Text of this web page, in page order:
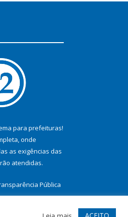
para prefeituras!
onde
as exigências das
atendidas.
Pública
ACEITO